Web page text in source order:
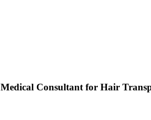
Medical Consultant for Hair